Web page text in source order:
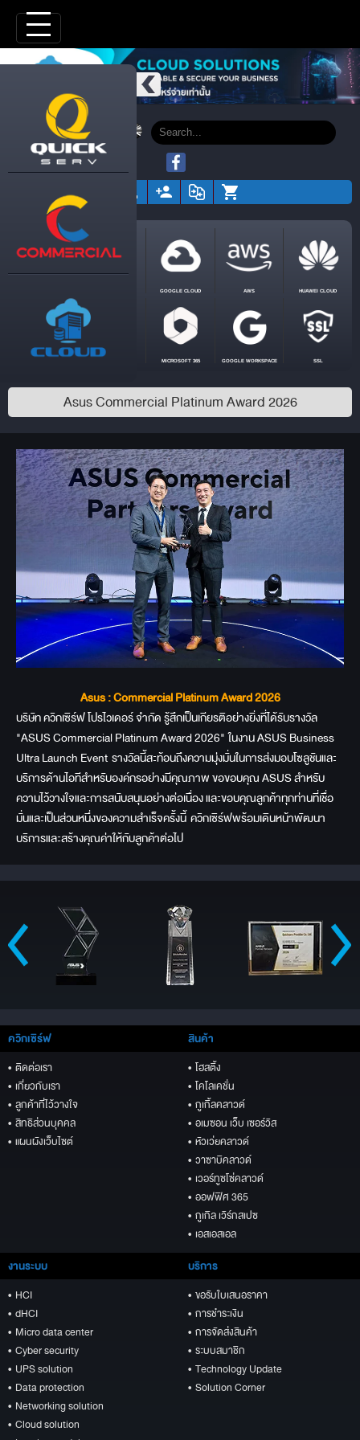
GOOGLE CLOUD AWS HUAWEI CLOUD
MICROSOFT 365 GOOGLE WORKSPACE SSL
Asus Commercial Platinum Award 2026
Asus : Commercial Platinum Award 2026
บริษัท ควิกเซิร์ฟ โปรไวเดอร์ จำกัด รู้สึกเป็นเกียรติอย่างยิ่งที่ได้รับรางวัล
"ASUS Commercial Platinum Award 2026"ในงาน ASUS Business
Ultra Launch Event รางวัลนี้สะท้อนถึงความมุ่งมั่นในการส่งมอบโซลูชันและ
บริการด้านไอทีสำหรับองค์กรอย่างมีคุณภาพ ขอขอบคุณ ASUS สำหรับ
ความไว้วางใจและการสนับสนุนอย่างต่อเนื่อง และขอบคุณลูกค้าทุกท่านที่เชื่อ
มั่นและเป็นส่วนหนึ่งของความสำเร็จครั้งนี้ ควิกเซิร์ฟพร้อมเดินหน้าพัฒนา
บริการและสร้างคุณค่าให้กับลูกค้าต่อไป
ควิกเซิร์ฟ
• ติดต่อเรา
• เกี่ยวกับเรา
• ลูกค้าที่ไว้วางใจ
• สิทธิส่วนบุคคล
• แผนผังเว็บไซต์
สินค้า
• โฮสติ้ง
• โคโลเคชั่น
• กูเกิ้ลคลาวด์
• อเมซอน เว็บ เซอร์วิส
• หัวเว่ยคลาวด์
• วาซาบิคลาวด์
• เวอร์ทูซโซ่คลาวด์
• ออฟฟิศ 365
• กูเกิล เวิร์กสเปซ
• เอสเอสเอล
งานระบบ
• HCI
• dHCI
• Micro data center
• Cyber security
• UPS solution
• Data protection
• Networking solution
• Cloud solution
บริการ
• ขอรับใบเสนอราคา
• การชำระเงิน
• การจัดส่งสินค้า
• ระบบสมาชิก
• Technology Update
• Solution Corner